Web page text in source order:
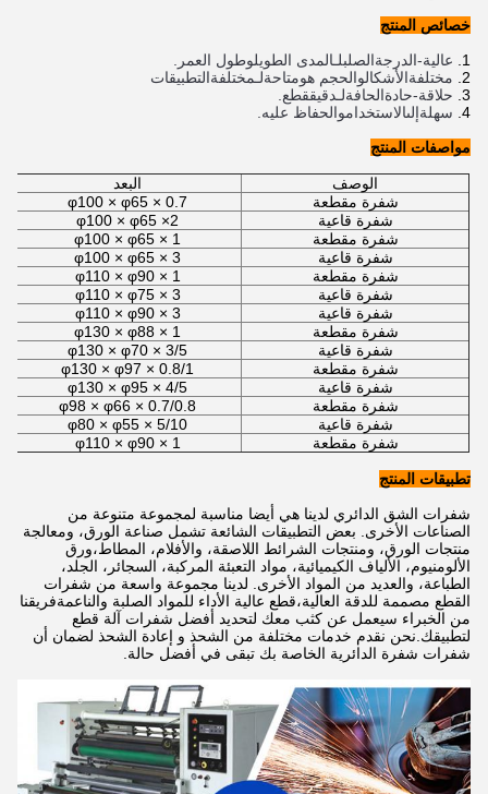
خصائص المنتج
عالية-الدرجةالصلبلـالمدى الطويلوطول العمر.
مختلفةالأشكالوالحجم هومتاحةلـمختلفةالتطبيقات
حلاقة-حادةالحافةلـدقيققطع.
سهلةإلىالاستخداموالحفاظ عليه.
مواصفات المنتج
الوصف
البعد
شفرة مقطعة
φ100 × φ65 × 0.7
شفرة قاعية
φ100 × φ65 ×2
شفرة مقطعة
φ100 × φ65 × 1
شفرة قاعية
φ100 × φ65 × 3
شفرة مقطعة
φ110 × φ90 × 1
شفرة قاعية
φ110 × φ75 × 3
شفرة قاعية
φ110 × φ90 × 3
شفرة مقطعة
φ130 × φ88 × 1
شفرة قاعية
φ130 × φ70 × 3/5
شفرة مقطعة
φ130 × φ97 × 0.8/1
شفرة قاعية
φ130 × φ95 × 4/5
شفرة مقطعة
φ98 × φ66 × 0.7/0.8
شفرة قاعية
φ80 × φ55 × 5/10
شفرة مقطعة
φ110 × φ90 × 1
تطبيقات المنتج
شفرات الشق الدائري لدينا هي أيضا مناسبة لمجموعة متنوعة من
الصناعات الأخرى. بعض التطبيقات الشائعة تشمل صناعة الورق، ومعالجة
منتجات الورق، ومنتجات الشرائط اللاصقة، والأفلام، المطاط،ورق
الألومنيوم، الألياف الكيميائية، مواد التعبئة المركبة، السجائر، الجلد،
الطباعة، والعديد من المواد الأخرى. لدينا مجموعة واسعة من شفرات
القطع مصممة للدقة العالية،قطع عالية الأداء للمواد الصلبة والناعمةفريقنا
من الخبراء سيعمل عن كثب معك لتحديد أفضل شفرات آلة قطع
لتطبيقك.نحن نقدم خدمات مختلفة من الشحذ و إعادة الشحذ لضمان أن
شفرات شفرة الدائرية الخاصة بك تبقى في أفضل حالة.